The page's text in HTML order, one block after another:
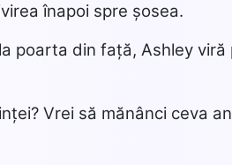
înapoi spre șosea.
poarta din față, Ashley
Vrei să mănânci ceva